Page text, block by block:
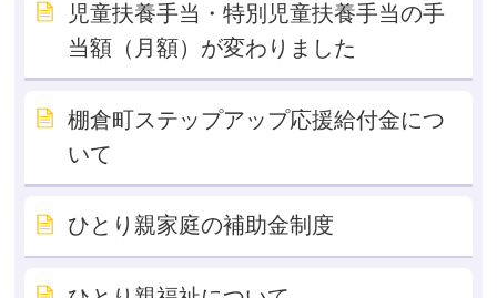
児童扶養手当・特別児童扶養手当の手
当額（月額）が変わりました
棚倉町ステップアップ応援給付金につ
いて
ひとり親家庭の補助金制度